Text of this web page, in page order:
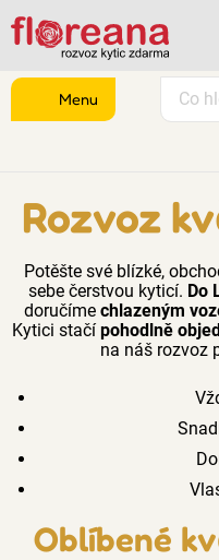
Menu
Rozvoz
Potěšte své blízké,
sebe čerstvou kyticí. Do
doručíme chlazeným
Kytici stačí pohodlně
na náš rozvoz
Oblíbené